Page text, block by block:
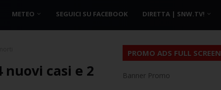
METEO SEGUICI SU FACEBOOK DIRETTA | SNW.TV!
casi e 2
PROMO ADS FULL SCREEN
Banner Promo